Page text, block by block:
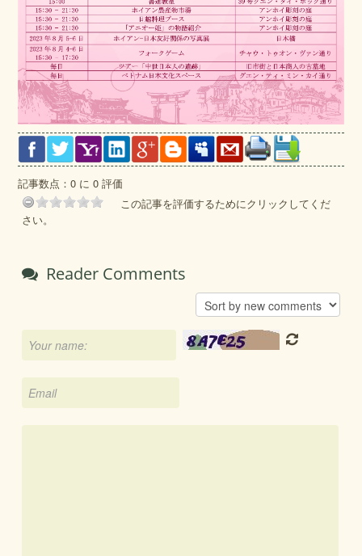
記事数点：0 に 0 評価
この記事を評価するためにクリックしてくだ
さい。
Reader Comments